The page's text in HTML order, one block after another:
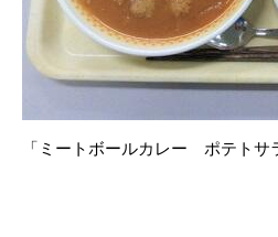
「ミートボールカレー ポテトサ